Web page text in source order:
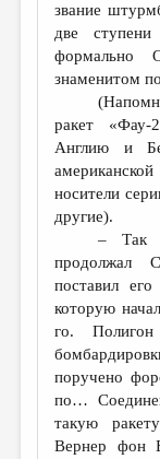
звание
две
формально
знаменитом
ракет «Фау-
Англию и
носители
другие).
– Так
продолжал
поставил
которую
го. Полигон
поручено
по…
такую
Вернер фон